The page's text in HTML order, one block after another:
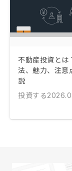
不動産投資とは
法、魅力、注意
説
投資する